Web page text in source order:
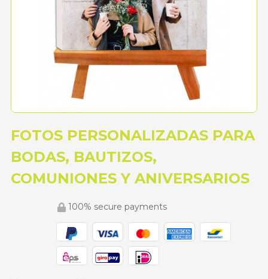
FOTOS PERSONALIZADAS PARA
BODAS, BAUTIZOS,
COMUNIONES Y ANIVERSARIOS
100% secure payments